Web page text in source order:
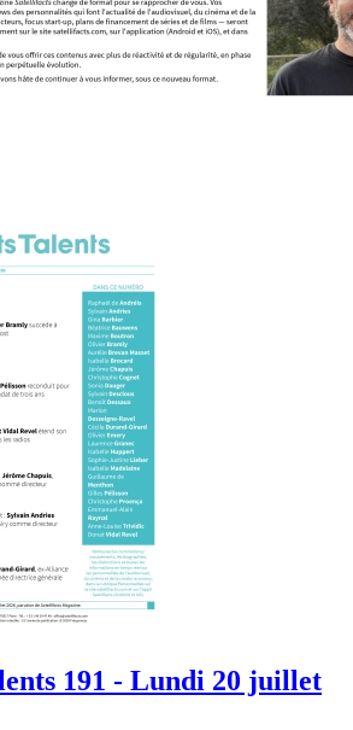
191 - Lundi 20 juillet